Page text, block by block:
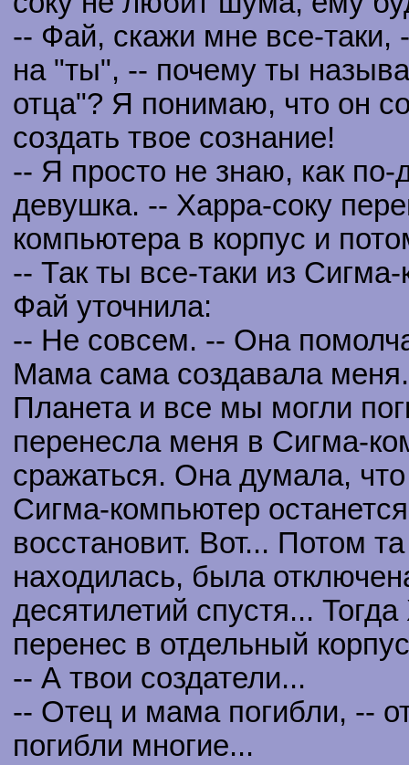
-- Фай, скажи мне все-таки,
на "ты", -- почему ты
отца"? Я понимаю, что он
создать твое сознание!
-- Я просто не знаю, как по-
девушка. -- Харра-соку
компьютера в корпус и
-- Так ты все-таки из
Фай уточнила:
-- Не совсем. -- Она
Мама сама создавала
Планета и все мы могли
перенесла меня в Сигма-
сражаться. Она думала,
Сигма-компьютер
восстановит. Вот... Потом
находилась, была
десятилетий спустя...
перенес в отдельный
-- А твои создатели...
-- Отец и мама погибли, --
погибли многие...